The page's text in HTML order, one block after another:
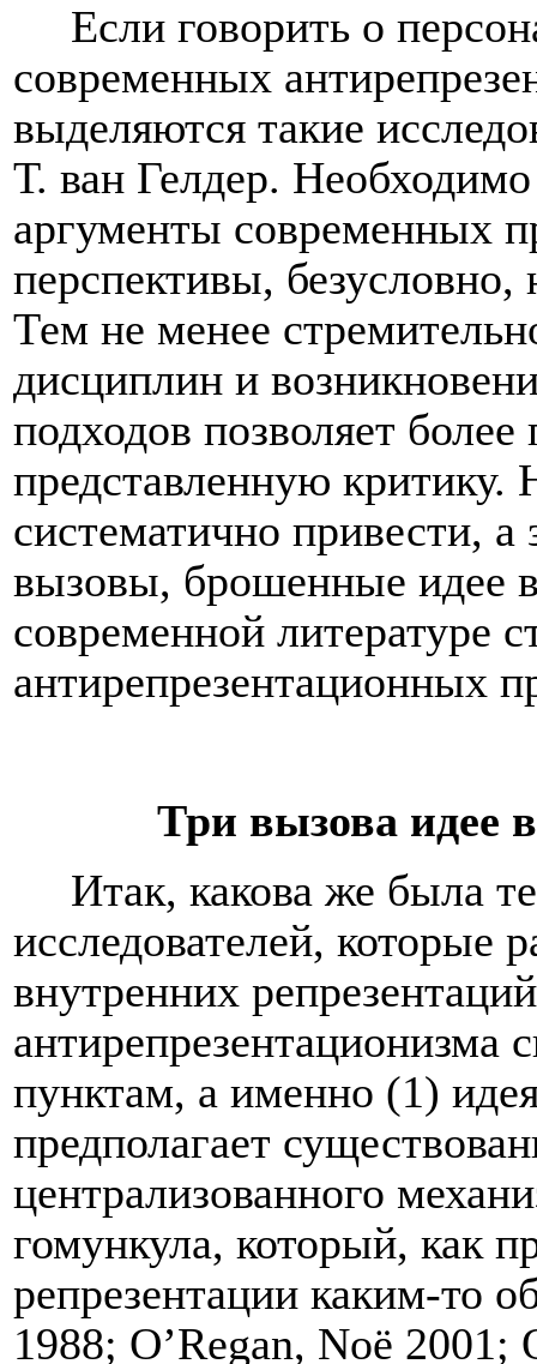
Если говорить о
современных
выделяются такие
Т. ван Гелдер.
аргументы современных
перспективы, безусловно,
Тем не менее
дисциплин и
подходов позволяет
представленную критику.
систематично привести, а
вызовы, брошенные идее
современной литературе
антирепрезентационных
Три вызова идее
Итак, какова же была
исследователей, которые
внутренних
антирепрезентационизма
пунктам, а именно (1)
предполагает
централизованного
гомункула, который, как
репрезентации каким-то
1988; O’Regan, Noë 2001;